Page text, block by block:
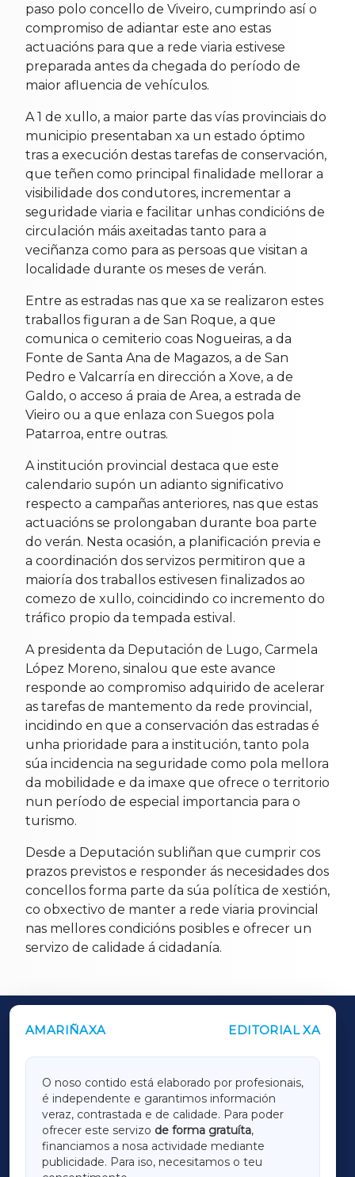
paso polo concello de Viveiro, cumprindo así o
compromiso de adiantar este ano estas
actuacións para que a rede viaria estivese
preparada antes da chegada do período de
maior afluencia de vehículos.
A 1 de xullo, a maior parte das vías provinciais do
municipio presentaban xa un estado óptimo
tras a execución destas tarefas de conservación,
que teñen como principal finalidade mellorar a
visibilidade dos condutores, incrementar a
seguridade viaria e facilitar unhas condicións de
circulación máis axeitadas tanto para a
veciñanza como para as persoas que visitan a
localidade durante os meses de verán.
Entre as estradas nas que xa se realizaron estes
traballos figuran a de San Roque, a que
comunica o cemiterio coas Nogueiras, a da
Fonte de Santa Ana de Magazos, a de San
Pedro e Valcarría en dirección a Xove, a de
Galdo, o acceso á praia de Area, a estrada de
Vieiro ou a que enlaza con Suegos pola
Patarroa, entre outras.
A institución provincial destaca que este
calendario supón un adianto significativo
respecto a campañas anteriores, nas que estas
actuacións se prolongaban durante boa parte
do verán. Nesta ocasión, a planificación previa e
a coordinación dos servizos permitiron que a
maioría dos traballos estivesen finalizados ao
comezo de xullo, coincidindo co incremento do
tráfico propio da tempada estival.
A presidenta da Deputación de Lugo, Carmela
López Moreno, sinalou que este avance
responde ao compromiso adquirido de acelerar
as tarefas de mantemento da rede provincial,
incidindo en que a conservación das estradas é
unha prioridade para a institución, tanto pola
súa incidencia na seguridade como pola mellora
da mobilidade e da imaxe que ofrece o territorio
nun período de especial importancia para o
turismo.
Desde a Deputación subliñan que cumprir cos
prazos previstos e responder ás necesidades dos
concellos forma parte da súa política de xestión,
co obxectivo de manter a rede viaria provincial
nas mellores condicións posibles e ofrecer un
servizo de calidade á cidadanía.
AMARIÑAXA EDITORIAL XA
O noso contido está elaborado por profesionais,
é independente e garantimos información
veraz, contrastada e de calidade. Para poder
ofrecer este servizo de forma gratuíta,
financiamos a nosa actividade mediante
publicidade. Para iso, necesitamos o teu
OUTROS PERIÓDICOS
LUGOXA
TERRACHAXA